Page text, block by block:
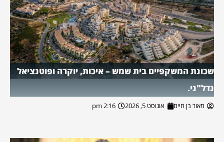
שכונת המשקפיים בית שמש – איכות, יוקרה ופוטנציאל
נדל"ני.
מאור בן חיים אוגוסט 5, 2026 2:16 pm